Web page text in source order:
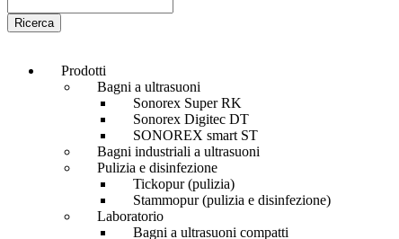
Ricerca
Prodotti
Bagni a ultrasuoni
Sonorex Super RK
Sonorex Digitec DT
SONOREX smart ST
Bagni industriali a ultrasuoni
Pulizia e disinfezione
Tickopur (pulizia)
Stammopur (pulizia e disinfezione)
Laboratorio
Bagni a ultrasuoni compatti